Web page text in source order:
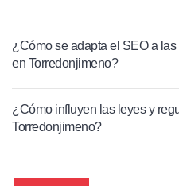
¿Cómo se adapta el SEO a
en Torredonjimeno?
¿Cómo influyen las leyes y
Torredonjimeno?